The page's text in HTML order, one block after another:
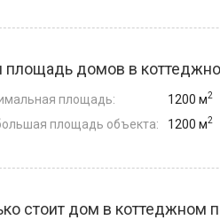
площадь домов в
площадь: 1200 м2
площадь объекта: 1200 м2
стоит дом в коттеджном